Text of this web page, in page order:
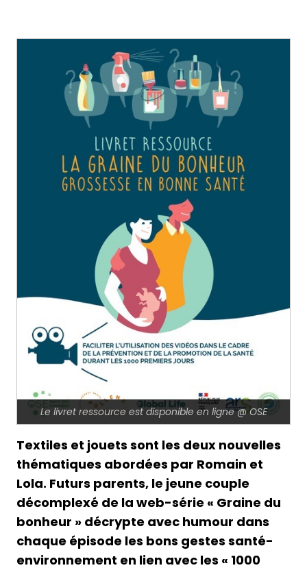
Le livret ressource est disponible en ligne @ OSE
Textiles et jouets sont les deux nouvelles
thématiques abordées par Romain et
Lola. Futurs parents, le jeune couple
décomplexé de la web-série « Graine du
bonheur » décrypte avec humour dans
chaque épisode les bons gestes santé-
environnement en lien avec les « 1000